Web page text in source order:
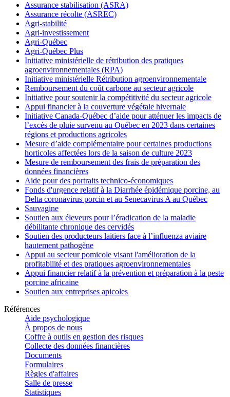
Assurance stabilisation (ASRA)
Assurance récolte (ASREC)
Agri-stabilité
Agri-investissement
Agri-Québec
Agri-Québec Plus
Initiative ministérielle de rétribution des pratiques
agroenvironnementales (RPA)
Initiative ministérielle Rétribution agroenvironnementale
Remboursement du coût carbone au secteur agricole
Initiative pour soutenir la compétitivité du secteur agricole
Appui financier à la couverture végétale hivernale
Initiative Canada-Québec d’aide pour atténuer les impacts de
l’excès de pluie survenu au Québec en 2023 dans certaines
régions et productions agricoles
Mesure d’aide complémentaire pour certaines productions
horticoles affectées lors de la saison de culture 2023
Mesure de remboursement des frais de préparation des
données financières
Aide pour des portraits technico-économiques
Fonds d'urgence relatif à la Diarrhée épidémique porcine, au
Delta coronavirus porcin et au Senecavirus A au Québec
Sauvagine
Soutien aux éleveurs pour l’éradication de la maladie
débilitante chronique des cervidés
Soutien des producteurs laitiers face à l’influenza aviaire
hautement pathogène
Appui au secteur pomicole visant l'amélioration de la
profitabilité et des pratiques agroenvironnementales
Appui financier relatif à la prévention et préparation à la peste
porcine africaine
Soutien aux entreprises apicoles
Références
Aide psychologique
À propos de nous
Coffre à outils en gestion des risques
Collecte des données financières
Documents
Formulaires
Règles d'affaires
Salle de presse
Statistiques